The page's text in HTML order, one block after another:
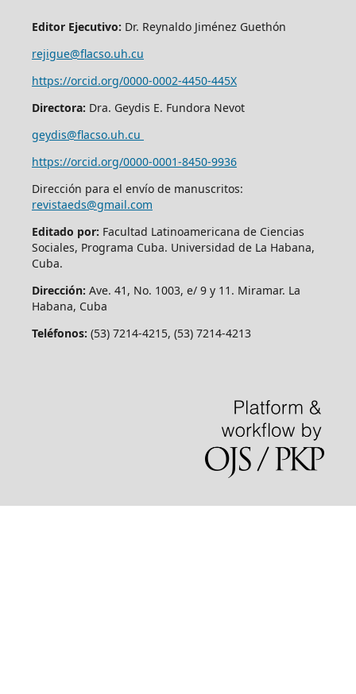
Editor Ejecutivo: Dr. Reynaldo Jiménez Guethón
rejigue@flacso.uh.cu
https://orcid.org/0000-0002-4450-445X
Directora: Dra. Geydis E. Fundora Nevot
geydis@flacso.uh.cu
https://orcid.org/0000-0001-8450-9936
Dirección para el envío de manuscritos:
revistaeds@gmail.com
Editado por: Facultad Latinoamericana de Ciencias
Sociales, Programa Cuba. Universidad de La Habana,
Cuba.
Dirección: Ave. 41, No. 1003, e/ 9 y 11. Miramar. La
Habana, Cuba
Teléfonos: (53) 7214-4215, (53) 7214-4213